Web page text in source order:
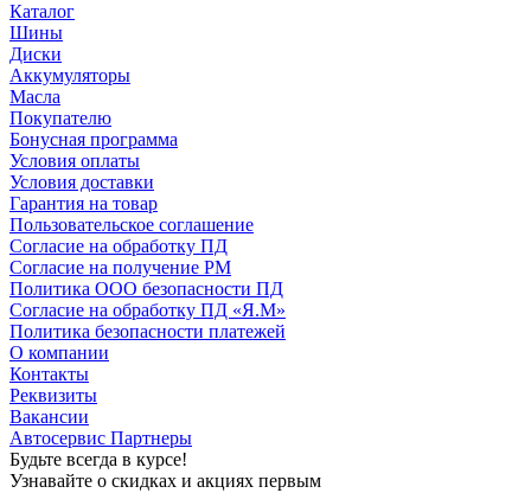
Каталог
Шины
Диски
Аккумуляторы
Масла
Покупателю
Бонусная программа
Условия оплаты
Условия доставки
Гарантия на товар
Пользовательское соглашение
Согласие на обработку ПД
Согласие на получение РМ
Политика ООО безопасности ПД
Согласие на обработку ПД «Я.М»
Политика безопасности платежей
О компании
Контакты
Реквизиты
Вакансии
Автосервис Партнеры
Будьте всегда в курсе!
Узнавайте о скидках и акциях первым